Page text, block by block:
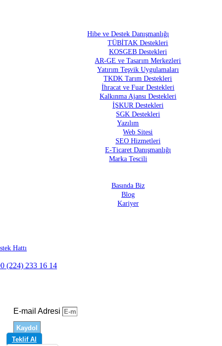
Hibe ve Destek Danışmanlığı
TÜBİTAK Destekleri
KOSGEB Destekleri
AR-GE ve Tasarım Merkezleri
Yatırım Teşvik Uygulamaları
TKDK Tarım Destekleri
İhracat ve Fuar Destekleri
Kalkınma Ajansı Destekleri
İŞKUR Destekleri
SGK Destekleri
Yazılım
Web Sitesi
SEO Hizmetleri
E-Ticaret Danışmanlığı
Marka Tescili
Basında Biz
Blog
Kariyer
Hattı
(224) 233 16 14
E-mail Adresi
Kaydol
Teklif Al